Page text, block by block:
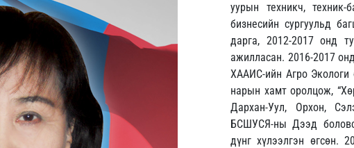
уурын техникч,
бизнесийн сургуульд
дарга, 2012-2017 онд
ажилласан. 2016-2017
ХААИС-ийн Агро Экологи
нарын хамт оролцож,
Дархан-Уул, Орхон,
БСШУСЯ-ны Дээд
дүнг хүлээлгэн өгсөн.